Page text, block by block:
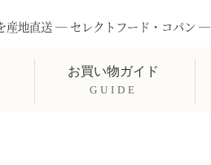
産地直送 ― セレクトフード・コパン ―
お買い物ガイド
GUIDE